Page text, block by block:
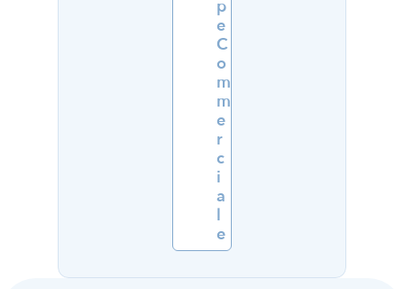
p
e
C
o
m
m
e
r
c
i
a
l
e